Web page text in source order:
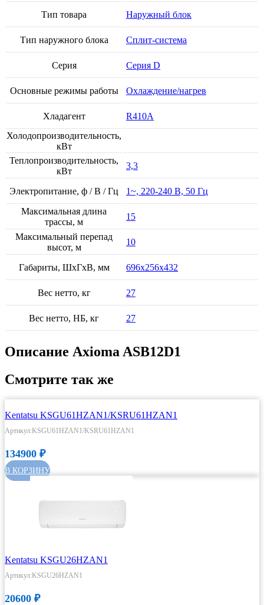
Тип товара Наружный блок
Тип наружного блока Сплит-система
Серия Серия D
Основные режимы работы Охлаждение/нагрев
Хладагент
R410A
Холодопроизводительность,
кВт
Теплопроизводительность,
кВт
3,3
Электропитание, ф / В / Гц
1~, 220-240 В, 50 Гц
Максимальная длина
трассы, м
15
Максимальный перепад
высот, м
10
Габариты, ШхГхВ, мм 696x256x432
Вес нетто, кг 27
Вес нетто, НБ, кг 27
Описание Axioma ASB12D1
Смотрите так же
Kentatsu KSGU61HZAN1/KSRU61HZAN1
Артикул:KSGU61HZAN1/KSRU61HZAN1
134900 ₽
В КОРЗИНУ
Kentatsu KSGU26HZAN1
Артикул:KSGU26HZAN1
20600 ₽